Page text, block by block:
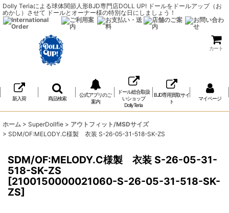
Dolly Teriaによる球体関節人形BJD専門店DOLL UP! ドールをドールアップ（お
めかし）させて ドールとオーナー様の特別な日にしましょう！
カート
新入荷 商品検索
公式アプリのご
案内
ドール総合取扱
いショップ
DollyTeria
BJD専用買取サイ
ト
マイページ
ホーム > SuperDollfie > アウトフィット/MSDサイズ
> SDM/OF:MELODY.C様製 衣装 S-26-05-31-518-SK-ZS
SDM/OF:MELODY.C様製 衣装 S-26-05-31-
518-SK-ZS
[2100150000021060-S-26-05-31-518-SK-
ZS]